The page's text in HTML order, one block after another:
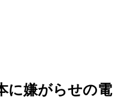
に嫌がらせの電